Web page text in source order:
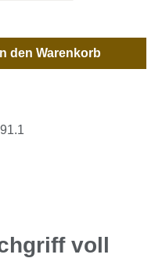
den
In den Warenkorb
voll